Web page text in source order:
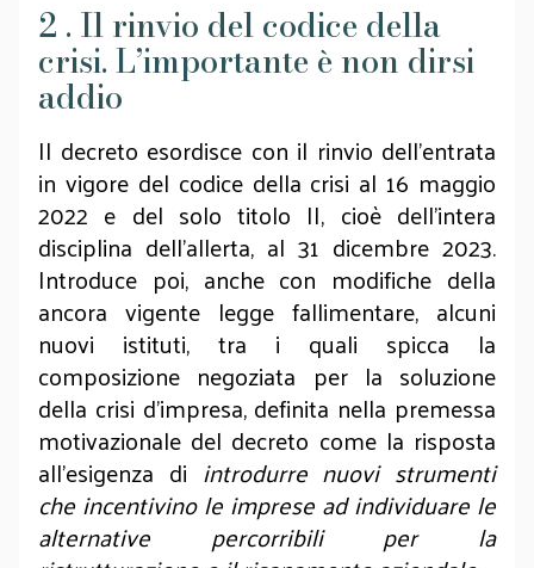
2 . Il rinvio del codice della
crisi. L’importante è non dirsi
addio
Il decreto esordisce con il rinvio dell’entrata
in vigore del codice della crisi al 16 maggio
2022 e del solo titolo II, cioè dell’intera
disciplina dell’allerta, al 31 dicembre 2023.
Introduce poi, anche con modifiche della
ancora vigente legge fallimentare, alcuni
nuovi istituti, tra i quali spicca la
composizione negoziata per la soluzione
della crisi d’impresa, definita nella premessa
motivazionale del decreto come la risposta
all’esigenza di introdurre nuovi strumenti
che incentivino le imprese ad individuare le
alternative percorribili per la